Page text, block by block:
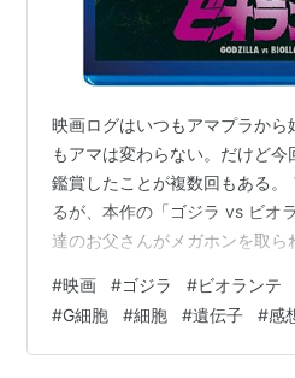
映画ログはいつもアマプラから
もアマは変わらない。だけど
鑑賞したことが複数回もある
るが、本作の「ゴジラ vs ビオ
達のお父さんがメガホンを取ら
いぶ時間が過ぎた後だが、なん
なっていて、ついつい鑑賞して
画で一番鑑賞している回数が
#映画 #ゴジラ #ビオランテ
#G細胞 #細胞 #遺伝子 #感